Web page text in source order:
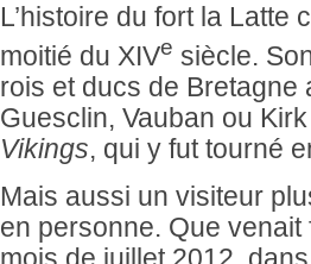
L’histoire du fort la Latte
moitié du XIVe siècle.
rois et ducs de
Guesclin, Vauban ou
Vikings, qui y fut tourné
Mais aussi un visiteur
en personne. Que
mois de juillet 2012,